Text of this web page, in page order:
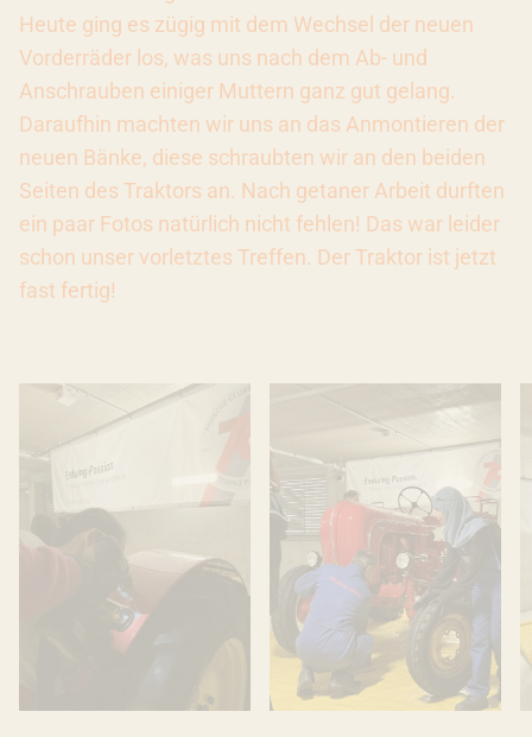
Heute ging es zügig mit dem Wechsel der neuen
Vorderräder los, was uns nach dem Ab- und
Anschrauben einiger Muttern ganz gut gelang.
Daraufhin machten wir uns an das Anmontieren der
neuen Bänke, diese schraubten wir an den beiden
Seiten des Traktors an. Nach getaner Arbeit durften
ein paar Fotos natürlich nicht fehlen! Das war leider
schon unser vorletztes Treffen. Der Traktor ist jetzt
fast fertig!